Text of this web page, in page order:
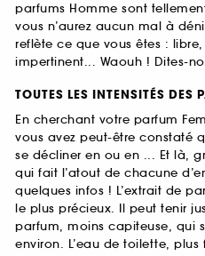
parfums Homme sont
vous n’aurez aucun mal à
reflète ce que vous êtes :
impertinent... Waouh ! Dites-
TOUTES LES INTENSITÉS DES
En cherchant votre parfum
vous avez peut-être constaté
se décliner en ou en ... Et là,
qui fait l’atout de chacune
quelques infos ! L’extrait de
le plus précieux. Il peut tenir
parfum, moins capiteuse, qui
environ. L’eau de toilette,